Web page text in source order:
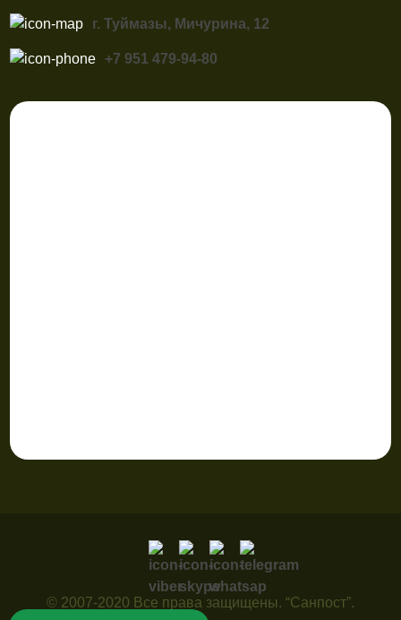
г. Туймазы, Мичурина, 12
+7 951 479-94-80
© 2007-2020 Все права защищены. “Санпост”.